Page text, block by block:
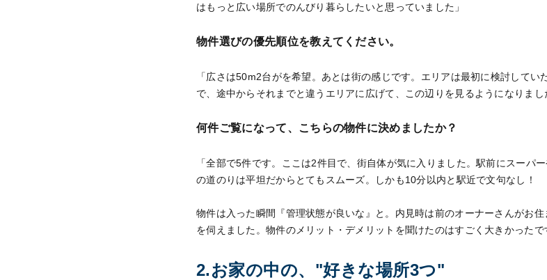
はもっと広い場所でのんびり暮らしたいと思っていました」
物件選びの優先順位を教えてください。
「広さは50m2台がを希望。あとは街の感じです。エリアは最初に検討して
で、途中からそれまでと違うエリアに広げて、この辺りを見るようになりまし
何件ご覧になって、こちらの物件に決めましたか？
「全部で5件です。ここは2件目で、街自体が気に入りました。駅前にスーパ
の道のりは平坦だからとてもスムーズ。しかも10分以内と駅近で文句なし！
物件は入った瞬間『管理状態が良いな』と。内見時は前のオーナーさんがお
を伺えました。物件のメリット・デメリットを聞けたのはすごく大きかったで
2.お家の中の、"好きな場所3つ"